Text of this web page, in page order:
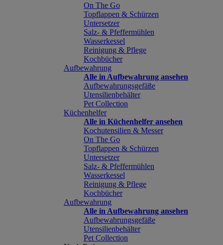
On The Go
Topflappen & Schürzen
Untersetzer
Salz- & Pfeffermühlen
Wasserkessel
Reinigung & Pflege
Kochbücher
Aufbewahrung
Alle in Aufbewahrung ansehen
Aufbewahrungsgefäße
Utensilienbehälter
Pet Collection
Küchenhelfer
Alle in Küchenhelfer ansehen
Kochutensilien & Messer
On The Go
Topflappen & Schürzen
Untersetzer
Salz- & Pfeffermühlen
Wasserkessel
Reinigung & Pflege
Kochbücher
Aufbewahrung
Alle in Aufbewahrung ansehen
Aufbewahrungsgefäße
Utensilienbehälter
Pet Collection